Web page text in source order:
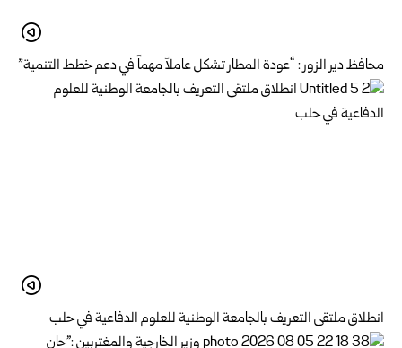
محافظ دير الزور : “عودة المطار تشكل عاملاً مهماً في دعم خطط التنمية”
انطلاق ملتقى التعريف بالجامعة الوطنية للعلوم الدفاعية في حلب